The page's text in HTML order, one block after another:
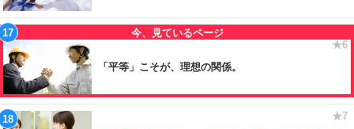
「平等」こそが、理想の関係。